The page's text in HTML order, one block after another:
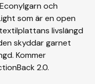
och
som är en open
livslängd
skyddar garnet
Kommer
2.0.